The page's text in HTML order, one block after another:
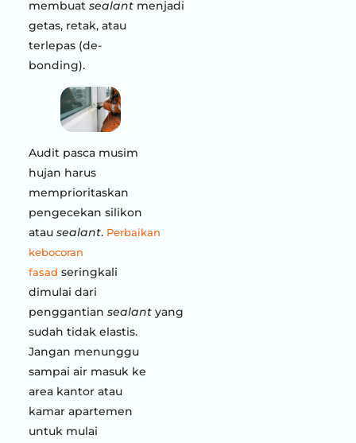
membuat sealant menjadi
getas, retak, atau
terlepas (de-
bonding).
Audit pasca musim
hujan harus
memprioritaskan
pengecekan silikon
atau sealant. Perbaikan
kebocoran
fasad seringkali
dimulai dari
penggantian sealant yang
sudah tidak elastis.
Jangan menunggu
sampai air masuk ke
area kantor atau
kamar apartemen
untuk mulai